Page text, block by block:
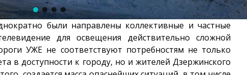
были направлены коллективные и частные
для освещения действительно сложной
УЖЕ не соответствуют потребностям не только
в доступности к городу, но и жителей Дзержинского